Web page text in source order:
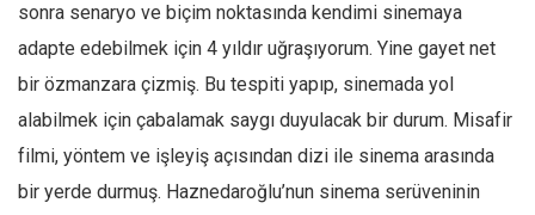
sonra senaryo ve biçim noktasında kendimi sinemaya
adapte edebilmek için 4 yıldır uğraşıyorum. Yine gayet net
bir özmanzara çizmiş. Bu tespiti yapıp, sinemada yol
alabilmek için çabalamak saygı duyulacak bir durum. Misafir
filmi, yöntem ve işleyiş açısından dizi ile sinema arasında
bir yerde durmuş. Haznedaroğlu’nun sinema serüveninin